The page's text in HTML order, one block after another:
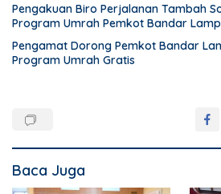
Pengakuan Biro Perjalanan Tambah
Program Umrah Pemkot Bandar
Pengamat Dorong Pemkot Bandar
Program Umrah Gratis
Baca Juga